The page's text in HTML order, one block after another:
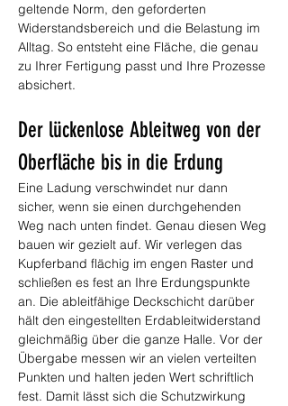
geltende Norm, den geforderten
Widerstandsbereich und die Belastung im
Alltag. So entsteht eine Fläche, die genau
zu Ihrer Fertigung passt und Ihre Prozesse
absichert.
Der lückenlose Ableitweg von der
Oberfläche bis in die Erdung
Eine Ladung verschwindet nur dann
sicher, wenn sie einen durchgehenden
Weg nach unten findet. Genau diesen Weg
bauen wir gezielt auf. Wir verlegen das
Kupferband flächig im engen Raster und
schließen es fest an Ihre Erdungspunkte
an. Die ableitfähige Deckschicht darüber
hält den eingestellten Erdableitwiderstand
gleichmäßig über die ganze Halle. Vor der
Übergabe messen wir an vielen verteilten
Punkten und halten jeden Wert schriftlich
fest. Damit lässt sich die Schutzwirkung